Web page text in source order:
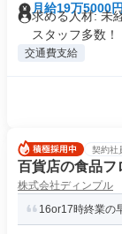
月給19万5000
求める人材: 未
スタッフ多数！
交通費支給
契約社
百貨店の食品フ
株式会社ディンプル
16or17時終業の